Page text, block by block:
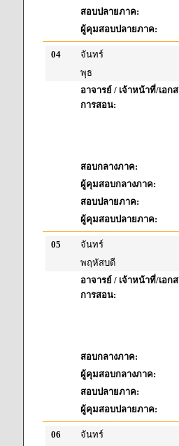
สอบปลายภาค:
ผู้คุมสอบปลายภาค:
04
จันทร์
พุธ
อาจารย์ / เจ้าหน้าที่/เอก
การสอน:
สอบกลางภาค:
ผู้คุมสอบกลางภาค:
สอบปลายภาค:
ผู้คุมสอบปลายภาค:
05
จันทร์
พฤหัสบดี
อาจารย์ / เจ้าหน้าที่/เอก
การสอน:
สอบกลางภาค:
ผู้คุมสอบกลางภาค:
สอบปลายภาค:
ผู้คุมสอบปลายภาค:
06
จันทร์